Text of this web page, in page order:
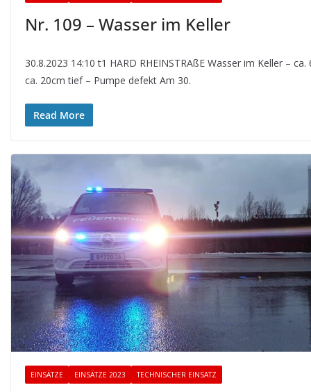
Nr. 109 – Wasser im Keller
30.8.2023 14:10 t1 HARD RHEINSTRAßE Wasser im Keller – ca.
ca. 20cm tief – Pumpe defekt Am 30.
Read More
EINSÄTZE EINSÄTZE 2023 TECHNISCHER EINSATZ